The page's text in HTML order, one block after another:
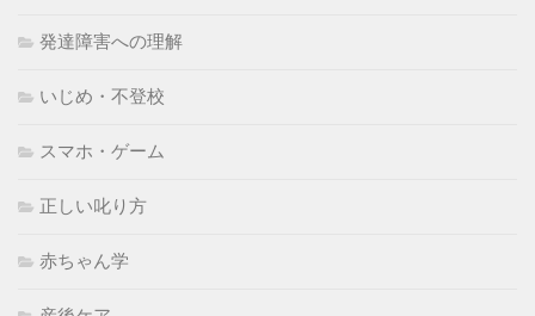
発達障害への理解
いじめ・不登校
スマホ・ゲーム
正しい叱り方
赤ちゃん学